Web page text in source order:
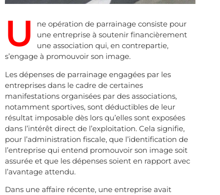
U
ne opération de parrainage consiste pour
une entreprise à soutenir financièrement
une association qui, en contrepartie,
s’engage à promouvoir son image.
Les dépenses de parrainage engagées par les
entreprises dans le cadre de certaines
manifestations organisées par des associations,
notamment sportives, sont déductibles de leur
résultat imposable dès lors qu’elles sont exposées
dans l’intérêt direct de l’exploitation. Cela signifie,
pour l’administration fiscale, que l’identification de
l’entreprise qui entend promouvoir son image soit
assurée et que les dépenses soient en rapport avec
l’avantage attendu.
Dans une affaire récente, une entreprise avait